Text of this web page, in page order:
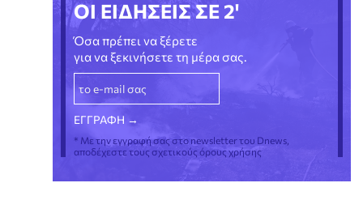
ΟΙ ΕΙΔΗΣΕΙΣ ΣΕ 2'
Όσα πρέπει να ξέρετε
για να ξεκινήσετε τη μέρα σας.
* Με την εγγραφή σας στο newsletter του Dnews,
αποδέχεστε τους σχετικούς όρους χρήσης